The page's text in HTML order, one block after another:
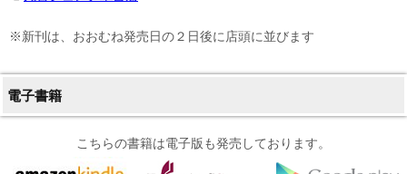
※新刊は、おおむね発売日の２日後に店頭に並びます
電子書籍
こちらの書籍は電子版も発売しております。